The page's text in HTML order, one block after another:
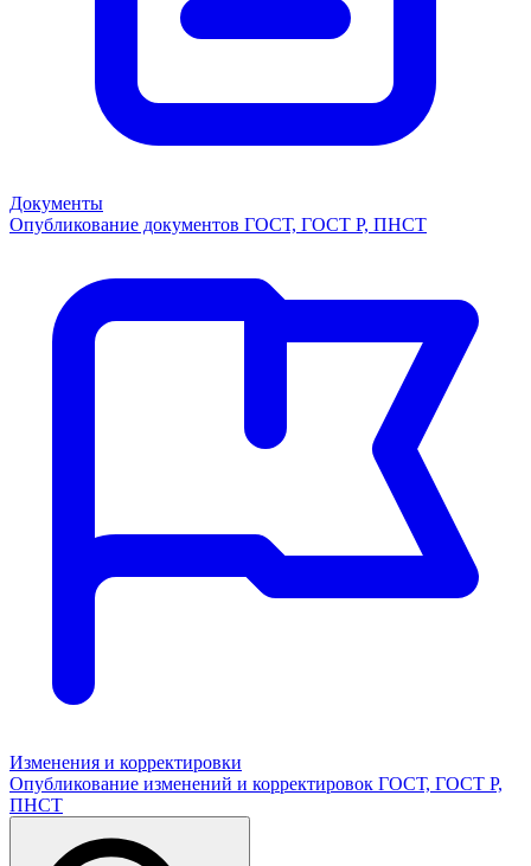
Документы
Опубликование документов ГОСТ, ГОСТ Р, ПНСТ
Изменения и корректировки
Опубликование изменений и корректировок ГОСТ, ГОСТ Р,
ПНСТ